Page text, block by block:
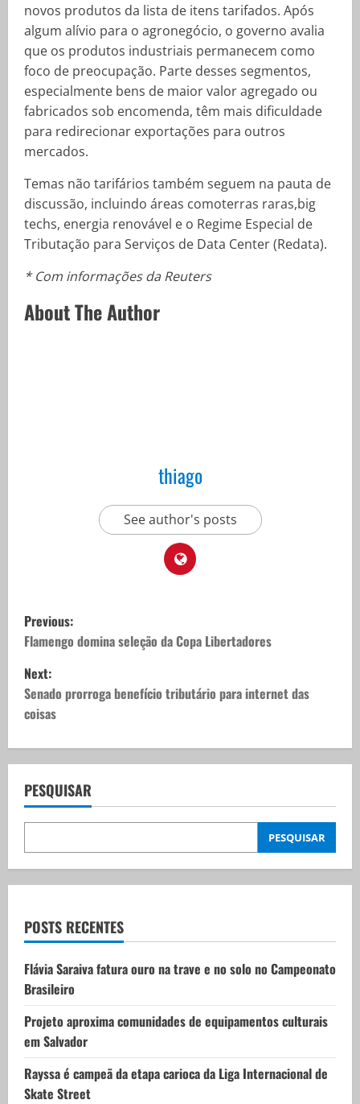
novos produtos da lista de itens tarifados. Após
algum alívio para o agronegócio, o governo avalia
que os produtos industriais permanecem como
foco de preocupação. Parte desses segmentos,
especialmente bens de maior valor agregado ou
fabricados sob encomenda, têm mais dificuldade
para redirecionar exportações para outros
mercados.
Temas não tarifários também seguem na pauta de
discussão, incluindo áreas comoterras raras,big
techs, energia renovável e o Regime Especial de
Tributação para Serviços de Data Center (Redata).
* Com informações da Reuters
About The Author
thiago
See author's posts
P
o
s
t
n
a
v
i
g
a
t
i
o
n
Previous:
Flamengo domina seleção da Copa Libertadores
Next:
Senado prorroga benefício tributário para internet das
coisas
PESQUISAR
PESQUISAR
POSTS RECENTES
Flávia Saraiva fatura ouro na trave e no solo no Campeonato
Brasileiro
Projeto aproxima comunidades de equipamentos culturais
em Salvador
Rayssa é campeã da etapa carioca da Liga Internacional de
Skate Street